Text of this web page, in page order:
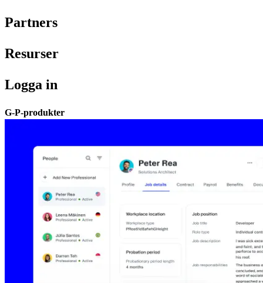
Partners​​
Resurser​​
Logga in​​
G-P-produkter​​